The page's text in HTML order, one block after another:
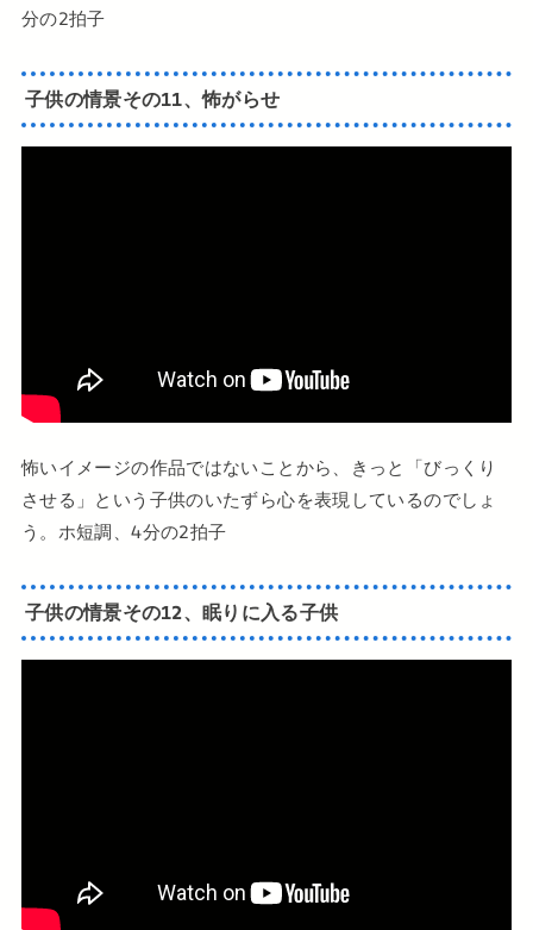
分の2拍子
子供の情景その11、怖がらせ
怖いイメージの作品ではないことから、きっと「びっくり
させる」という子供のいたずら心を表現しているのでしょ
う。ホ短調、4分の2拍子
子供の情景その12、眠りに入る子供